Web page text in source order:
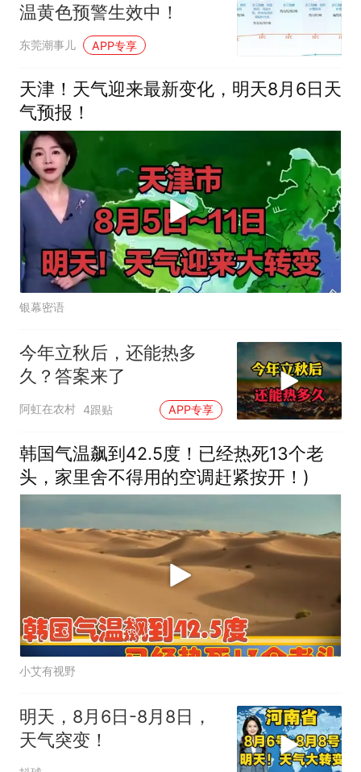
温黄色预警生效中！
东莞潮事儿 APP专享
天津！天气迎来最新变化，明天8月6日天
气预报！
银幕密语
今年立秋后，还能热多
久？答案来了
阿虹在农村 4跟贴 APP专享
韩国气温飙到42.5度！已经热死13个老
头，家里舍不得用的空调赶紧按开！)
小艾有视野
明天，8月6日-8月8日，
天气突变！